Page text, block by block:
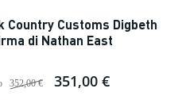
Country Customs Digbeth
di Nathan East
352,00 € 351,00 €